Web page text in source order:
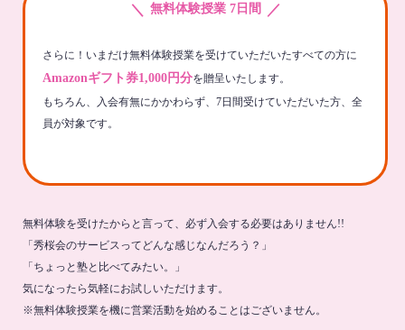
＼ 無料体験授業 7日間 ／
さらに！いまだけ無料体験授業を受けていただいたすべての方に
Amazonギフト券1,000円分を贈呈いたします。
もちろん、入会有無にかかわらず、7日間受けていただいた方、全
員が対象です。
無料体験を受けたからと言って、必ず入会する必要はありません!!
「秀桜会のサービスってどんな感じなんだろう？」
「ちょっと塾と比べてみたい。」
気になったら気軽にお試しいただけます。
※無料体験授業を機に営業活動を始めることはございません。